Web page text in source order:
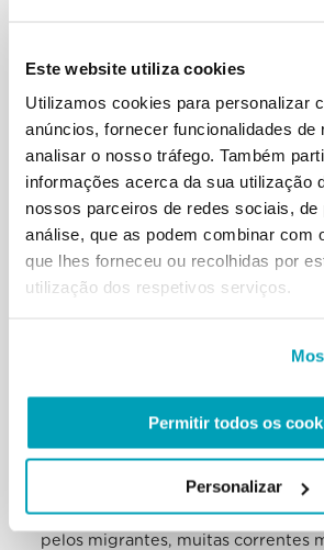
Este website utiliza cookies
Utilizamos cookies para personalizar
anúncios, fornecer funcionalidades de
analisar o nosso tráfego. Também
informações acerca da sua utilização
nossos parceiros de redes sociais, de
análise, que as podem combinar com
que lhes forneceu ou recolhidas por
utilização dos respetivos serviços.
Permitir todos os
Personalizar
“mas sofre-se em toda a parte,
lá e lá… Olhai para os lugares de
humanidade, agressão, ódio entre
tribos, também uma deformação
poder odiar melhor. O caminho não
preparar a terceira guerra mundial,
travar em pedaços. E acho que
Vem-me à mente — e é preciso
jovens — a profecia de Einstein: «A
mundial será travada com paus e
caminho de destruição, de
com a liberdade, pode ser
motivos! Aquele jovem do século
30, disfarçava-o com a pureza da
bíblico, porque “tu mesmo foste
(cf. Lv 19, 34). Depois, pensemos: a
pelos migrantes, muitas correntes